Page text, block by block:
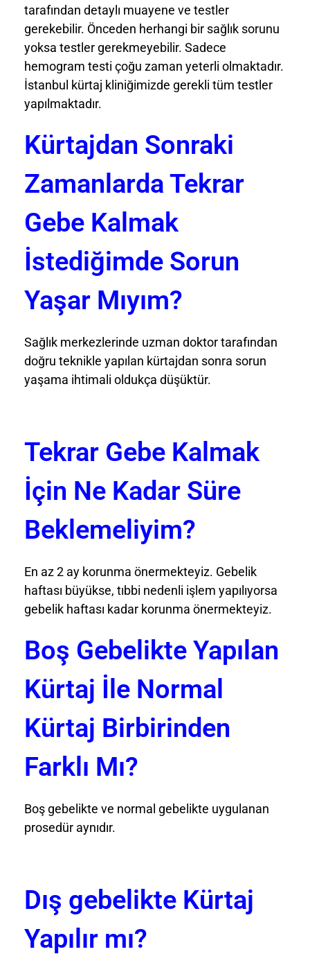
tarafından detaylı muayene ve testler
gerekebilir. Önceden herhangi bir sağlık sorunu
yoksa testler gerekmeyebilir. Sadece
hemogram testi çoğu zaman yeterli olmaktadır.
İstanbul kürtaj kliniğimizde gerekli tüm testler
yapılmaktadır.
Kürtajdan Sonraki
Zamanlarda Tekrar
Gebe Kalmak
İstediğimde Sorun
Yaşar Mıyım?
Sağlık merkezlerinde uzman doktor tarafından
doğru teknikle yapılan kürtajdan sonra sorun
yaşama ihtimali oldukça düşüktür.
Tekrar Gebe Kalmak
İçin Ne Kadar Süre
Beklemeliyim?
En az 2 ay korunma önermekteyiz. Gebelik
haftası büyükse, tıbbi nedenli işlem yapılıyorsa
gebelik haftası kadar korunma önermekteyiz.
Boş Gebelikte Yapılan
Kürtaj İle Normal
Kürtaj Birbirinden
Farklı Mı?
Boş gebelikte ve normal gebelikte uygulanan
prosedür aynıdır.
Dış gebelikte Kürtaj
Yapılır mı?